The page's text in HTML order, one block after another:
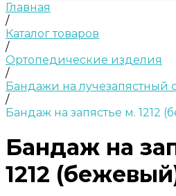
Главная
/
Каталог товаров
/
Ортопедические изделия
/
Бандажи на лучезапястный
/
Бандаж на запястье м. 1212
Бандаж на
1212